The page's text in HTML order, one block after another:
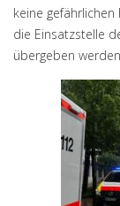
keine
die Einsatzstelle
übergeben